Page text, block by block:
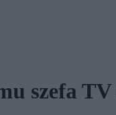
szefa